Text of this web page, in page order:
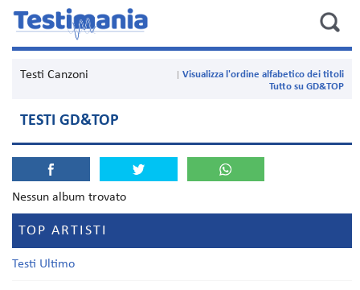
Testi Canzoni
Visualizza l'ordine alfabetico dei titoli
Tutto su GD&TOP
TESTI GD&TOP
Nessun album trovato
TOP ARTISTI
Testi Ultimo